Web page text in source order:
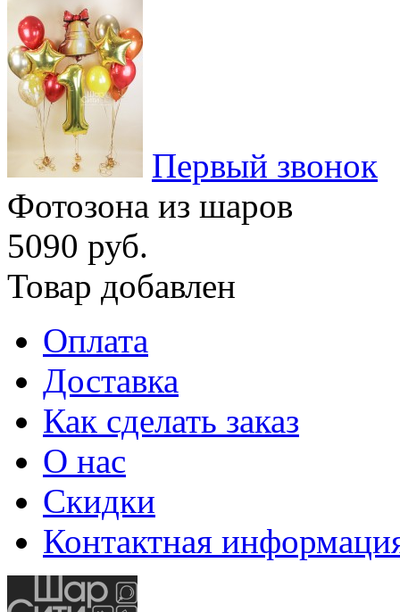
Первый звонок
Фотозона из шаров
5090 руб.
Товар добавлен
Оплата
Доставка
Как сделать заказ
О нас
Скидки
Контактная